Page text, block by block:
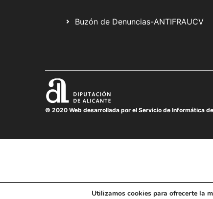
Buzón de Denuncias-ANTIFRAUCV
© 2020 Web desarrollada por el Servicio de Informática
Utilizamos cookies para ofrecerte la